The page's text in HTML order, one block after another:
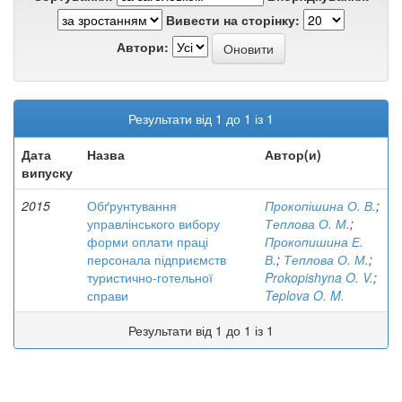
Вивести на сторінку:
Автори:
Результати від 1 до 1 із 1
Дата
випуску
Назва Автор(и)
2015
Обґрунтування
управлінського вибору
форми оплати праці
персонала підприємств
туристично-готельної
справи
Прокопішина О. В.;
Теплова О. М.;
Прокопишина Е.
В.; Теплова О. М.;
Prokopishyna O. V.;
Teplova O. M.
Результати від 1 до 1 із 1